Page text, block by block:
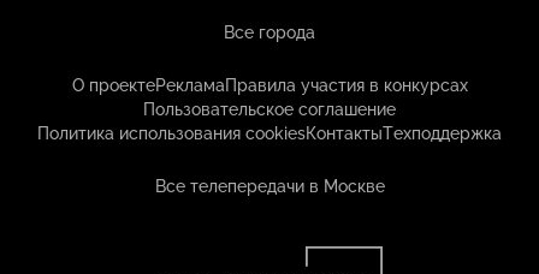
Все города
О проектеРекламаПравила участия в конкурсах
Пользовательское соглашение
Политика использования cookiesКонтактыТехподдержка
Все телепередачи в Москве